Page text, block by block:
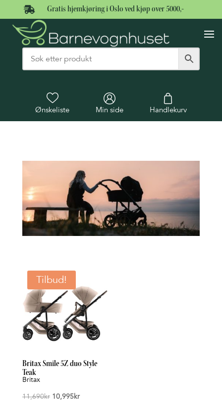
 Gratis hjemkjøring i Oslo ved kjøp over 5000,-
Ønskeliste Min side Handlekurv
Tilbud!
Britax Smile 5Z duo Style
Teak
Britax
11,690kr Opprinnelig
10,995krNåværende